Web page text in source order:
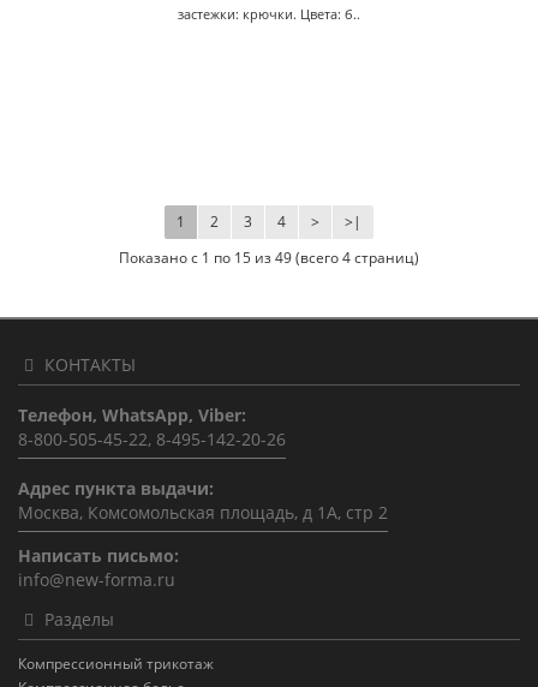
застежки: крючки. Цвета: б..
1 2 3 4 > >|
Показано с 1 по 15 из 49 (всего 4 страниц)
КОНТАКТЫ
Телефон, WhatsApp, Viber:
8-800-505-45-22, 8-495-142-20-26
Адрес пункта выдачи:
Москва, Комсомольская площадь, д 1А, стр 2
Написать письмо:
info@new-forma.ru
Разделы
Компрессионный трикотаж